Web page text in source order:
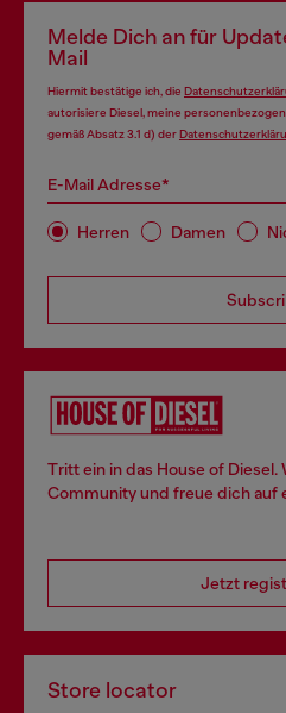
Melde Dich an für
Mail
Hiermit bestätige ich, die
autorisiere Diesel, meine
gemäß Absatz 3.1 d) der
E-Mail Adresse*
Herren Damen
Tritt ein in das House of
Community und freue dich auf
Jetzt
Store locator